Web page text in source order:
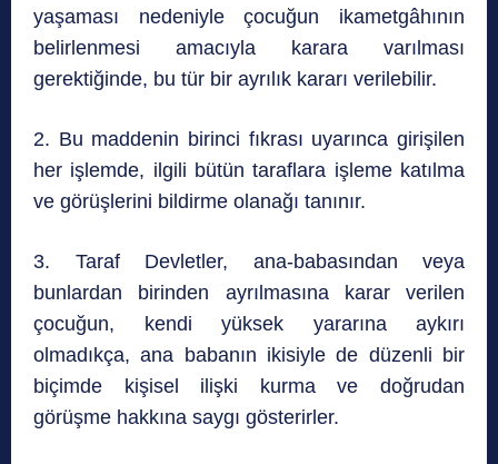
yaşaması nedeniyle çocuğun ikametgâhının
belirlenmesi amacıyla karara varılması
gerektiğinde, bu tür bir ayrılık kararı verilebilir.
2. Bu maddenin birinci fıkrası uyarınca girişilen
her işlemde, ilgili bütün taraflara işleme katılma
ve görüşlerini bildirme olanağı tanınır.
3. Taraf Devletler, ana-babasından veya
bunlardan birinden ayrılmasına karar verilen
çocuğun, kendi yüksek yararına aykırı
olmadıkça, ana babanın ikisiyle de düzenli bir
biçimde kişisel ilişki kurma ve doğrudan
görüşme hakkına saygı gösterirler.